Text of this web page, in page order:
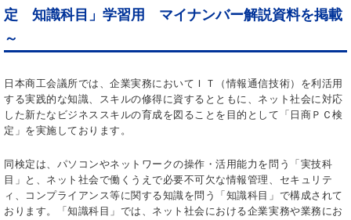
定 知識科目」学習用 マイナンバー解説資料を掲載
～
日本商工会議所では、企業実務においてＩＴ（情報通信技術）を利活用
する実践的な知識、スキルの修得に資するとともに、ネット社会に対応
した新たなビジネススキルの育成を図ることを目的として「日商ＰＣ検
定」を実施しております。
同検定は、パソコンやネットワークの操作・活用能力を問う「実技科
目」と、ネット社会で働くうえで必要不可欠な情報管理、セキュリテ
ィ、コンプライアンス等に関する知識を問う「知識科目」で構成されて
おります。「知識科目」では、ネット社会における企業実務や業務にお